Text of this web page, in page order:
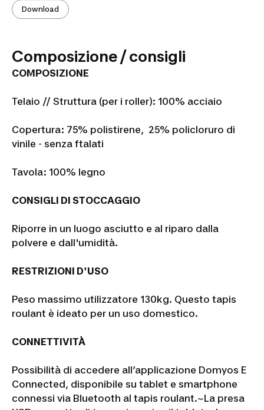
Download
Composizione / consigli
COMPOSIZIONE
Telaio // Struttura (per i roller): 100% acciaio
Copertura: 75% polistirene, 25% policloruro di
vinile - senza ftalati
Tavola: 100% legno
CONSIGLI DI STOCCAGGIO
Riporre in un luogo asciutto e al riparo dalla
polvere e dall'umidità.
RESTRIZIONI D'USO
Peso massimo utilizzatore 130kg. Questo tapis
roulant è ideato per un uso domestico.
CONNETTIVITÀ
Possibilità di accedere all’applicazione Domyos E
Connected, disponibile su tablet e smartphone
connessi via Bluetooth al tapis roulant.~La presa